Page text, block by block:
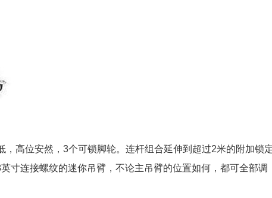
高位安然，3个可锁脚轮。连杆组合延伸到超过2米的附加锁
寸连接螺纹的迷你吊臂，不论主吊臂的位置如何，都可全部调